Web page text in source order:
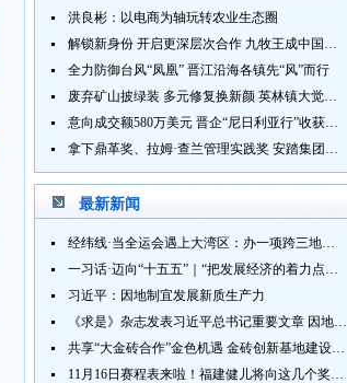
洪良彬：以电商为轴玩转农业生态圈
解锁新身份 开启更深层次合作 九牧王成中国奥委会官方赞助商
全力防御台风“凤凰” 晋江沿海各镇先“风”而行
废弃矿山披绿装 多元修复换新颜 英林镇大觉山片区废弃矿山生态修复项目通过验收
意向成交额580万美元 晋企“尼日利亚行”收获满满
拿下鼎革奖、拉姆·查兰管理实践奖 安踏集团获企业管理权威奖项
最新新闻
经纬线·当全运会遇上大湾区：办一项跨三地的赛事有多硬核？
一习话·迈向“十五五”｜“把发展经济的着力点放在实体经济上”
习近平：因地制宜发展新质生产力
《求是》杂志发表习近平总书记重要文章 因地制宜发展新质生产力
共享“大金砖合作”金色机遇 金砖创新基地建设成效显著
11月16日赛程表来啦！福建健儿将向这几个奖牌发起冲击→